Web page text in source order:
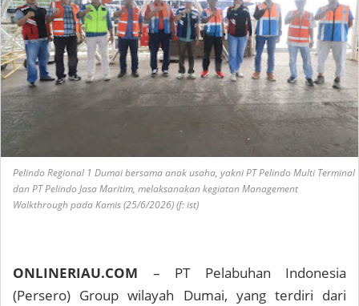
Pelindo Regional 1 Dumai bersama anak usaha, yakni PT Pelindo Multi Terminal
dan PT Pelindo Jasa Maritim, melaksanakan kegiatan Management
Walkthrough pada Kamis (25/6/2026) (f: ist)
ONLINERIAU.COM – PT Pelabuhan Indonesia
(Persero) Group wilayah Dumai, yang terdiri dari